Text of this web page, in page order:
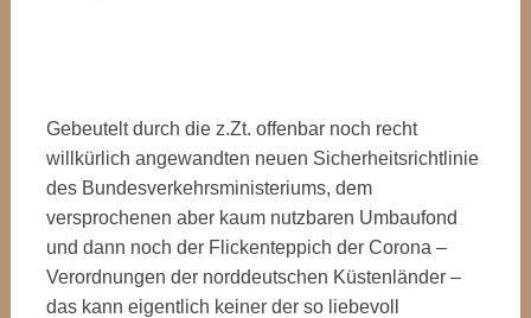
Gebeutelt durch die z.Zt. offenbar noch recht
willkürlich angewandten neuen Sicherheitsrichtlinie
des Bundesverkehrsministeriums, dem
versprochenen aber kaum nutzbaren Umbaufond
und dann noch der Flickenteppich der Corona –
Verordnungen der norddeutschen Küstenländer –
das kann eigentlich keiner der so liebevoll